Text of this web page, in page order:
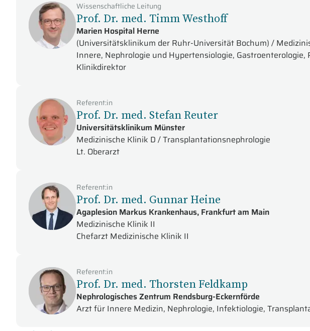
Wissenschaftliche Leitung
Prof. Dr. med. Timm Westhoff
Marien Hospital Herne
(Universitätsklinikum der Ruhr-Universität Bochum) /
Innere, Nephrologie und Hypertensiologie, Gastroenterologie,
Klinikdirektor
Referent:in
Prof. Dr. med. Stefan Reuter
Universitätsklinikum Münster
Medizinische Klinik D / Transplantationsnephrologie
Lt. Oberarzt
Referent:in
Prof. Dr. med. Gunnar Heine
Agaplesion Markus Krankenhaus, Frankfurt am Main
Medizinische Klinik II
Chefarzt Medizinische Klinik II
Referent:in
Prof. Dr. med. Thorsten Feldkamp
Nephrologisches Zentrum Rendsburg-Eckernförde
Arzt für Innere Medizin, Nephrologie, Infektiologie,